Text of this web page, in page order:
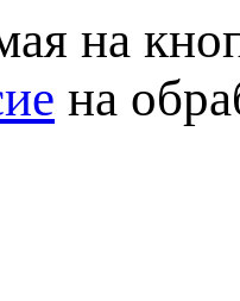
на
на